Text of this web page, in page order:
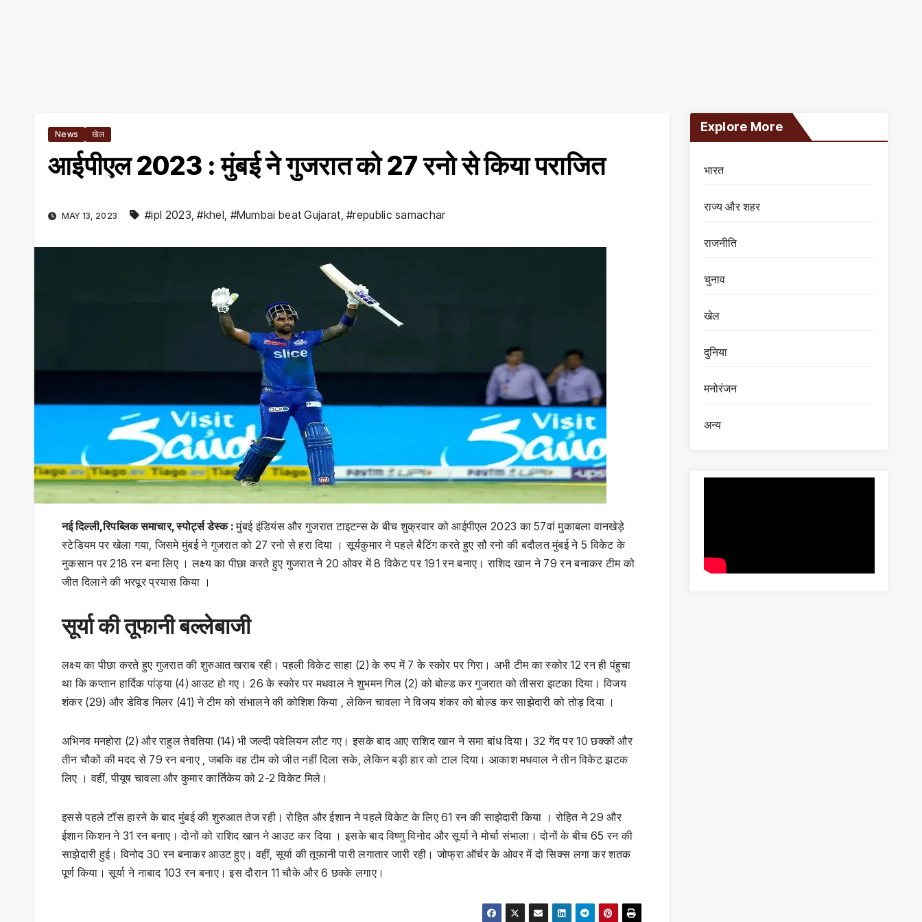
News खेल
आईपीएल 2023 : मुंबई ने गुजरात को 27 रनो से किया पराजित
MAY 13, 2023 #ipl 2023,#khel, #Mumbai beat Gujarat,#republic samachar
नई दिल्ली,रिपब्लिक समाचार, स्पोर्ट्स डेस्क :मुंबई इंडियंस और गुजरात टाइटन्स के बीच शुक्रवार को आईपीएल 2023 का 57वां मुकाबला वानखेड़े
स्‍टेडियम पर खेला गया, जिसमे मुंबई ने गुजरात को 27 रनो से हरा दिया । सूर्यकुमार ने पहले बैटिंग करते हुए सौ रनो की बदौलत मुंबई ने 5 विकेट के
नुकसान पर 218 रन बना लिए । लक्ष्य का पीछा करते हुए गुजरात ने 20 ओवर में 8 विकेट पर 191 रन बनाए। राशिद खान ने 79 रन बनाकर टीम को
जीत दिलाने की भरपूर प्रयास किया ।
सूर्या की तूफानी बल्लेबाजी
लक्ष्य का पीछा करते हुए गुजरात की शुरुआत खराब रही। पहली विकेट साहा (2) के रुप में 7 के स्कोर पर गिरा। अभी टीम का स्कोर 12 रन ही पंहुचा
था कि कप्तान हार्दिक पांड्या (4) आउट हो गए। 26 के स्कोर पर मधवाल ने शुभमन गिल (2) को बोल्ड कर गुजरात को तीसरा झटका दिया। विजय
शंकर (29) और डेविड मिलर (41) ने टीम को संभालने की कोशिश किया , लेकिन चावला ने विजय शंकर को बोल्ड कर साझेदारी को तोड़ दिया ।
अभिनव मनहोरा (2) और राहुल तेवतिया (14) भी जल्दी पवेलियन लौट गए। इसके बाद आए राशिद खान ने समा बांध दिया। 32 गेंद पर 10 छक्कों और
तीन चौकों की मदद से 79 रन बनाए , जबकि वह टीम को जीत नहीं दिला सके, लेकिन बड़ी हार को टाल दिया। आकाश मधवाल ने तीन विकेट झटक
लिए । वहीं, पीयूष चावला और कुमार कार्तिकेय को 2-2 विकेट मिले।
इससे पहले टॉस हारने के बाद मुंबई की शुरुआत तेज रही। रोहित और ईशान ने पहले विकेट के लिए 61 रन की साझेदारी किया । रोहित ने 29 और
ईशान किशन ने 31 रन बनाए। दोनों को राशिद खान ने आउट कर दिया । इसके बाद विष्णु विनोद और सूर्या ने मोर्चा संभाला। दोनों के बीच 65 रन की
साझेदारी हुई। विनोद 30 रन बनाकर आउट हुए। वहीं, सूर्या की तूफानी पारी लगातार जारी रही। जोफ्रा ऑर्चर के ओवर में दो सिक्स लगा कर शतक
पूर्ण किया। सूर्या ने नाबाद 103 रन बनाए। इस दौरान 11 चौके और 6 छक्के लगाए।
Explore More
भारत
राज्य और शहर
राजनीति
चुनाव
खेल
दुनिया
मनोरंजन
अन्य